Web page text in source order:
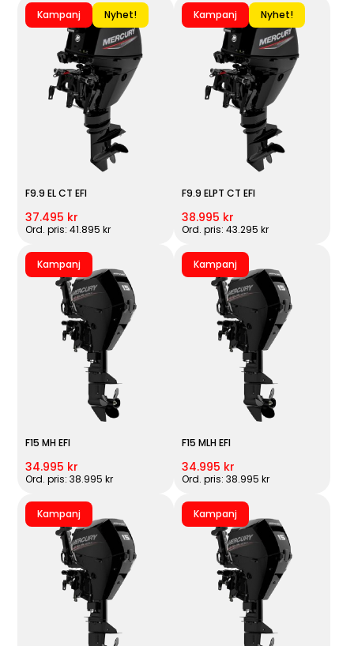
Kampanj Nyhet!
F9.9 EL CT EFI
37.495 kr
Ord. pris: 41.895 kr
Kampanj Nyhet!
F9.9 ELPT CT EFI
38.995 kr
Ord. pris: 43.295 kr
Kampanj
F15 MH EFI
34.995 kr
Ord. pris: 38.995 kr
Kampanj
F15 MLH EFI
34.995 kr
Ord. pris: 38.995 kr
Kampanj Kampanj